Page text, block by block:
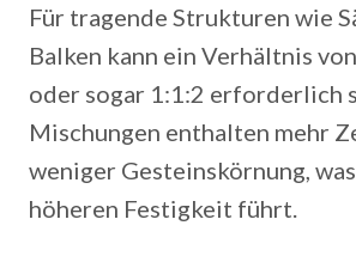
Für tragende Strukturen wie
Balken kann ein Verhältnis
oder sogar 1:1:2 erforderlich
Mischungen enthalten mehr
weniger Gesteinskörnung,
höheren Festigkeit führt.